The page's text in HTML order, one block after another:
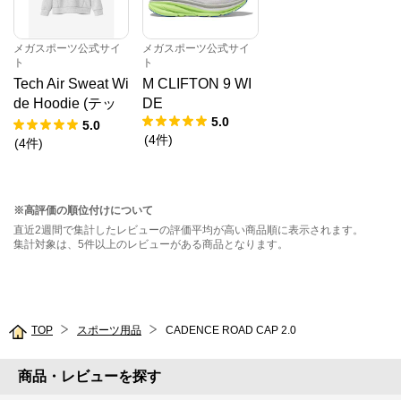
メガスポーツ公式サイ
ト
Tech Air Sweat Wi
de Hoodie (テッ
クエアースウェッ
トワイドフーデ
5.0
(4件)
メガスポーツ公式サイ
ト
M CLIFTON 9 WI
DE
5.0
(4件)
※高評価の順位付けについて
直近2週間で集計したレビューの評価平均が高い商品順に表示されます。
集計対象は、5件以上のレビューがある商品となります。
TOP スポーツ用品 CADENCE ROAD CAP 2.0
商品・レビューを探す